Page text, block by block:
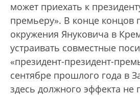
может приехать к
премьеру». В конце концов
окружения Януковича в
устраивать совместные
«президент-президент-
сентябре прошлого года в
здесь должного эффекта не